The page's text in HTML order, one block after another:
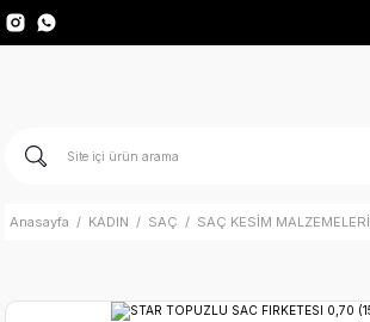
Anasayfa KADIN SAÇ SAÇ KESİM MALZEMELERİ